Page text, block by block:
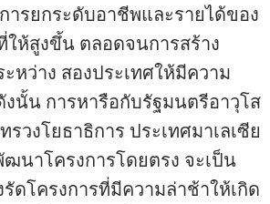
ารยกระดับอาชีพและรายได้ของ
ห้สูงขึ้น ตลอดจนการสร้าง
หว่าง สองประเทศให้มีความ
นั้น การหารือกับรัฐมนตรีอาวุโส
วงโยธาธิการ ประเทศมาเลเซีย
นาโครงการโดยตรง จะเป็น
ดโครงการที่มีความล่าช้าให้เกิด